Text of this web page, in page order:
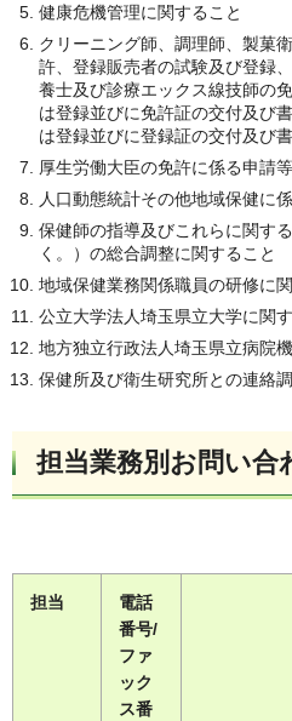
健康危機管理に関すること
クリーニング師、調理師、製菓
許、登録販売者の試験及び登録
養士及び診療エックス線技師の
は登録並びに免許証の交付及び
は登録並びに登録証の交付及び
厚生労働大臣の免許に係る申請
人口動態統計その他地域保健に
保健師の指導及びこれらに関す
く。）の総合調整に関すること
地域保健業務関係職員の研修に
公立大学法人埼玉県立大学に関
地方独立行政法人埼玉県立病院
保健所及び衛生研究所との連絡
担当業務別お問い合
担当
電話
番号/
ファ
ック
ス番